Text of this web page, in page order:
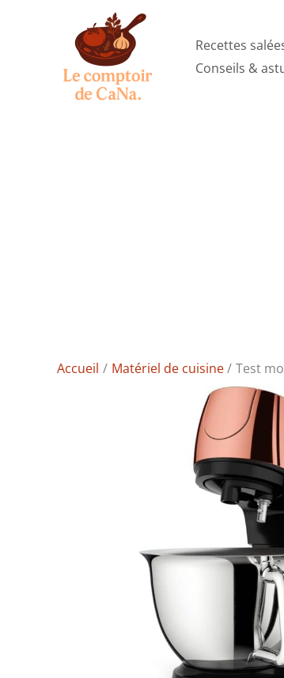
Recettes
Conseils &
Accueil Matériel de cuisine Test